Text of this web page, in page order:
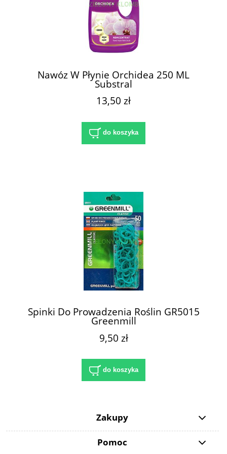
Nawóz W Płynie Orchidea 250 ML
Substral
13,50 zł
do koszyka
Spinki Do Prowadzenia Roślin GR5015
Greenmill
9,50 zł
do koszyka
Zakupy
Pomoc